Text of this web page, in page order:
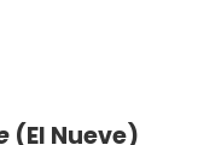
(El Nueve)